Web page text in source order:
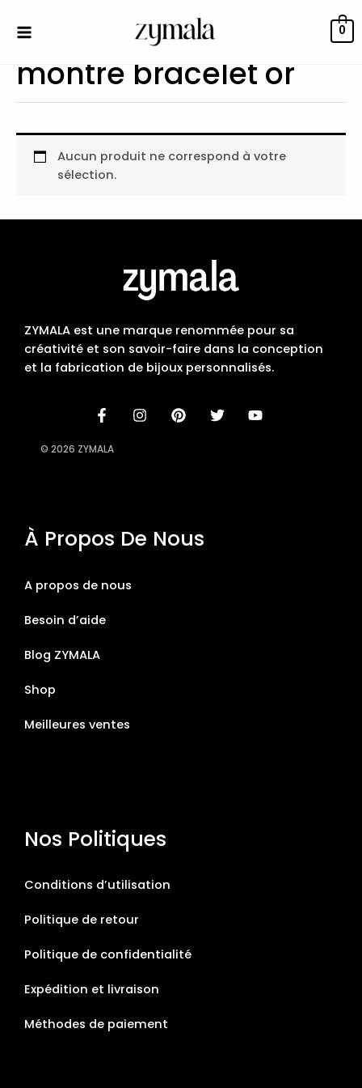
0
montre bracelet or
Aucun produit ne correspond à votre
sélection.
ZYMALA est une marque renommée pour sa
créativité et son savoir-faire dans la conception
et la fabrication de bijoux personnalisés.
© 2026 ZYMALA
À Propos De Nous
A propos de nous
Besoin d’aide
Blog ZYMALA
Shop
Meilleures ventes
Nos Politiques
Conditions d’utilisation
Politique de retour
Politique de confidentialité
Expédition et livraison
Méthodes de paiement